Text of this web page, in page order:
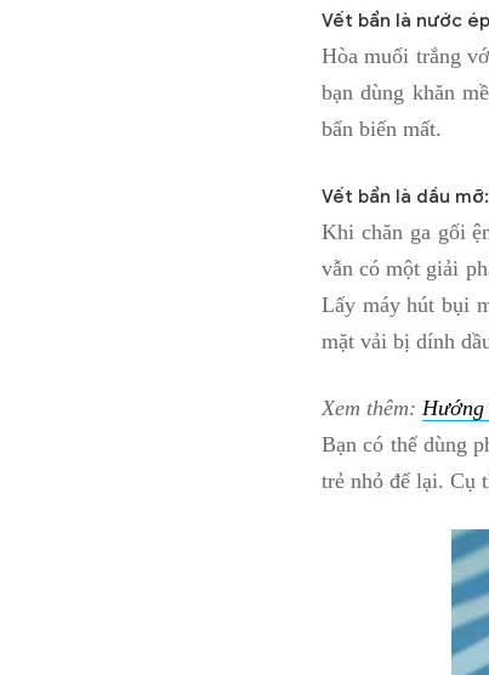
Vết bẩn là nước
Hòa muối trắng
bạn dùng khăn
bẩn biến mất.
Vết bẩn là dầu mỡ:
Khi chăn ga gối
vẫn có một giải
Lấy máy hút bụi
mặt vải bị dính
Xem thêm: Hướng
Bạn có thể dùng
trẻ nhỏ để lại. Cụ